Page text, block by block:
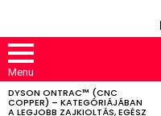
Menu
LATEST
STORIES
DYSON ONTRAC™ (CNC
COPPER) – KATEGÓRIÁJÁBAN
A LEGJOBB ZAJKIOLTÁS, EGÉSZ